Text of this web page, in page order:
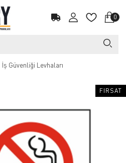
0
İş Güvenliği Levhaları
FIRSAT